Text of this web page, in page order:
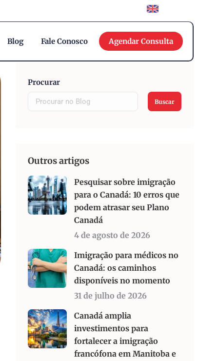
Blog Fale Conosco Agendar Consulta
Procurar
Buscar
Outros artigos
Pesquisar sobre imigração
para o Canadá: 10 erros que
podem atrasar seu Plano
Canadá
4 de agosto de 2026
Imigração para médicos no
Canadá: os caminhos
disponíveis no momento
31 de julho de 2026
Canadá amplia
investimentos para
fortalecer a imigração
francófona em Manitoba e